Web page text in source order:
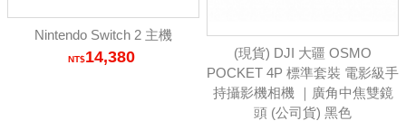
Nintendo Switch 2 主機
14,380
(現貨) DJI 大疆 OSMO
POCKET 4P 標準套裝 電影級手
持攝影機相機 ｜廣角中焦雙鏡
頭 (公司貨) 黑色